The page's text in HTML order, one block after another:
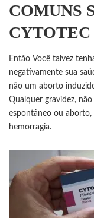
COMUNS
Então Você talvez
negativamente sua
não um aborto
Qualquer gravidez,
espontâneo ou
hemorragia.